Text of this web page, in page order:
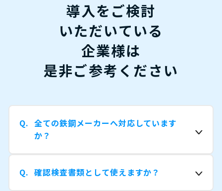
導入をご検討
いただいている
企業様は
是非ご参考ください
全ての鉄鋼メーカーへ対応しています
か？
確認検査書類として使えますか？